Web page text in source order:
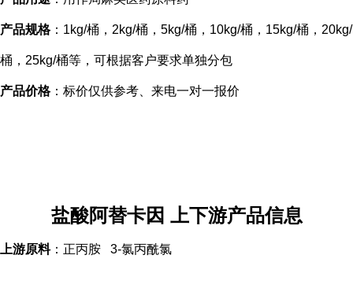
产品规格：1kg/桶，2kg/桶，5kg/桶，10kg/桶，15kg/桶，20kg/
桶，25kg/桶等，可根据客户要求单独分包
产品价格：标价仅供参考、来电一对一报价
盐酸阿替卡因 上下游产品信息
上游原料：正丙胺 3-氯丙酰氯